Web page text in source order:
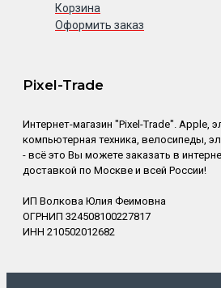
Корзина
Оформить заказ
Pixel-Trade
Интернет-магазин "Pixel-Trade". Apple,
компьютерная техника, велосипеды,
- всё это Вы можете заказать в
доставкой по Москве и всей России!
ИП Волкова Юлия Феимовна
ОГРНИП 324508100227817
ИНН 210502012682